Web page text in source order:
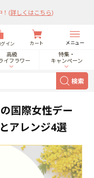
(詳しくはこちら)
イン カート メニュー
高級
イフラワー
特集・
キャンペーン
検索
国際女性デー
アレンジ4選